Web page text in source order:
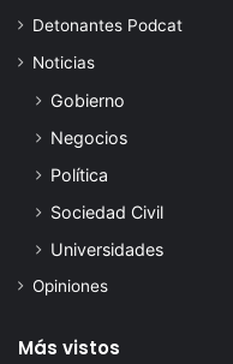
Detonantes Podcat
Noticias
Gobierno
Negocios
Política
Sociedad Civil
Universidades
Opiniones
Más vistos